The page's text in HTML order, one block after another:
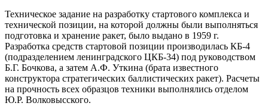
Техническое задание на разработку стартового комплекса и
технической позиции, на которой должны были выполняться
подготовка и хранение ракет, было выдано в 1959 г.
Разработка средств стартовой позиции производилась КБ-4
(подразделением ленинградского ЦКБ-34) под руководством
Б.Г. Бочкова, а затем А.Ф. Уткина (брата известного
конструктора стратегических баллистических ракет). Расчеты
на прочность всех образцов техники выполнялись отделом
Ю.Р. Волковысского.